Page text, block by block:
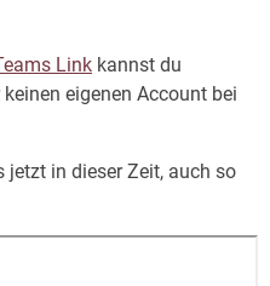
Link kannst du
eigenen Account bei
jetzt in dieser Zeit, auch so